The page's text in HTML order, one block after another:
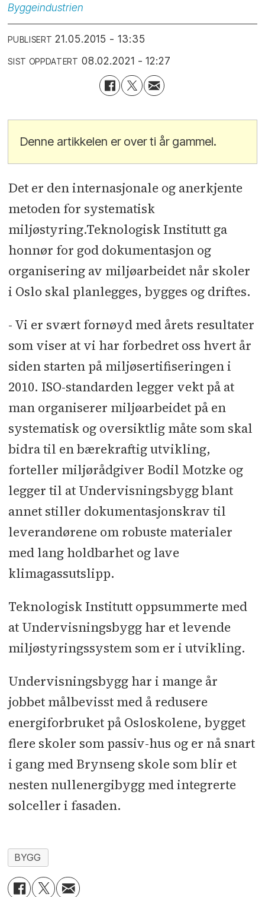
Byggeindustrien
PUBLISERT 21.05.2015 - 13:35
SIST OPPDATERT 08.02.2021 - 12:27
Denne artikkelen er over ti år gammel.
Det er den internasjonale og anerkjente
metoden for systematisk
miljøstyring.Teknologisk Institutt ga
honnør for god dokumentasjon og
organisering av miljøarbeidet når skoler
i Oslo skal planlegges, bygges og driftes.
- Vi er svært fornøyd med årets resultater
som viser at vi har forbedret oss hvert år
siden starten på miljøsertifiseringen i
2010. ISO-standarden legger vekt på at
man organiserer miljøarbeidet på en
systematisk og oversiktlig måte som skal
bidra til en bærekraftig utvikling,
forteller miljørådgiver Bodil Motzke og
legger til at Undervisningsbygg blant
annet stiller dokumentasjonskrav til
leverandørene om robuste materialer
med lang holdbarhet og lave
klimagassutslipp.
Teknologisk Institutt oppsummerte med
at Undervisningsbygg har et levende
miljøstyringssystem som er i utvikling.
Undervisningsbygg har i mange år
jobbet målbevisst med å redusere
energiforbruket på Osloskolene, bygget
flere skoler som passiv-hus og er nå snart
i gang med Brynseng skole som blir et
nesten nullenergibygg med integrerte
solceller i fasaden.
BYGG